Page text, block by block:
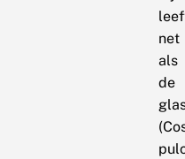
net
als
de